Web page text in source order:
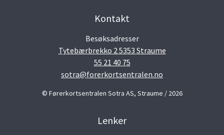
Kontakt
Besøksadresser
Tytebærbrekko 2 5353 Straume
55 21 40 75
sotra@forerkortsentralen.no
© Førerkortsentralen Sotra AS, Straume / 2026
Lenker